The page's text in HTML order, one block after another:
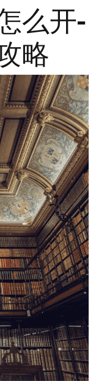
么开-
略